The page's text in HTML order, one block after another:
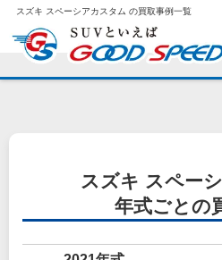
スズキ スペーシアカスタム の買取事例一覧
スズキ スペー
年式ごとの